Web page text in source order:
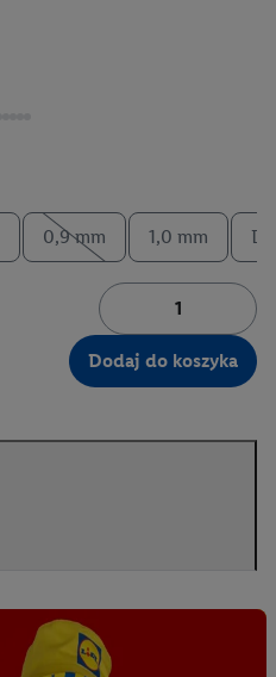
0,9 mm 1,0 mm
Dodaj do koszyka